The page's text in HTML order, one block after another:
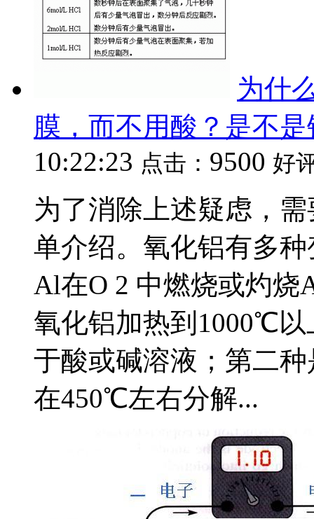
为什
膜，而不用酸？是不
10:22:23 点击： 9500 好
为了消除上述疑虑，
单介绍。氧化铝有多
Al在O 2 中燃烧或灼烧
氧化铝加热到1000℃
于酸或碱溶液；第二
在450℃左右分解...